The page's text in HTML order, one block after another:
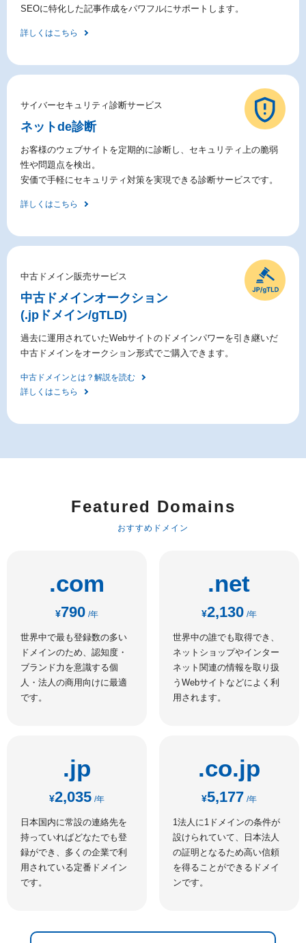
SEOに特化した記事作成をパワフルにサポートします。
詳しくはこちら
サイバーセキュリティ診断サービス
ネットde診断
お客様のウェブサイトを定期的に診断し、セキュリティ上の脆弱
性や問題点を検出。
安価で手軽にセキュリティ対策を実現できる診断サービスです。
詳しくはこちら
中古ドメイン販売サービス
中古ドメインオークション
(.jpドメイン/gTLD)
過去に運用されていたWebサイトのドメインパワーを引き継いだ
中古ドメインをオークション形式でご購入できます。
中古ドメインとは？解説を読む
詳しくはこちら
Featured Domains
おすすめドメイン
.com
¥790 /年
世界中で最も登録数の多い
ドメインのため、認知度・
ブランド力を意識する個
人・法人の商用向けに最適
です。
.net
¥2,130 /年
世界中の誰でも取得でき、
ネットショップやインター
ネット関連の情報を取り扱
うWebサイトなどによく利
用されます。
.jp
¥2,035 /年
日本国内に常設の連絡先を
持っていればどなたでも登
録ができ、多くの企業で利
用されている定番ドメイン
です。
.co.jp
¥5,177 /年
1法人に1ドメインの条件が
設けられていて、日本法人
の証明となるため高い信頼
を得ることができるドメイ
ンです。